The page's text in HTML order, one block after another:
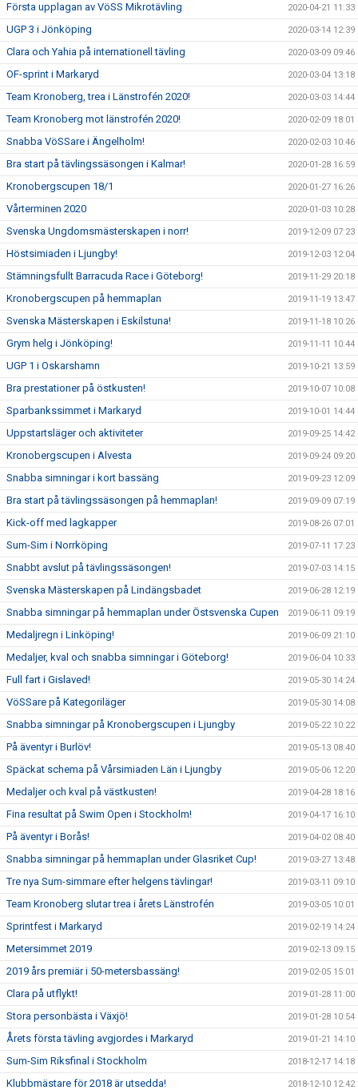
Första upplagan av VöSS Mikrotävling 2020-04-21 11:33
UGP 3 i Jönköping 2020-03-14 12:39
Clara och Yahia på internationell tävling 2020-03-09 09:46
OF-sprint i Markaryd 2020-03-04 13:18
Team Kronoberg, trea i Länstrofén 2020! 2020-03-03 14:44
Team Kronoberg mot länstrofén 2020! 2020-02-09 18:01
Snabba VöSSare i Ängelholm! 2020-02-03 10:46
Bra start på tävlingssäsongen i Kalmar! 2020-01-28 16:59
Kronobergscupen 18/1 2020-01-27 16:26
Vårterminen 2020 2020-01-03 10:28
Svenska Ungdomsmästerskapen i norr! 2019-12-09 07:23
Höstsimiaden i Ljungby! 2019-12-03 12:04
Stämningsfullt Barracuda Race i Göteborg! 2019-11-29 20:18
Kronobergscupen på hemmaplan 2019-11-19 13:47
Svenska Mästerskapen i Eskilstuna! 2019-11-18 10:26
Grym helg i Jönköping! 2019-11-11 10:44
UGP 1 i Oskarshamn 2019-10-21 13:59
Bra prestationer på östkusten! 2019-10-07 10:08
Sparbankssimmet i Markaryd 2019-10-01 14:44
Uppstartsläger och aktiviteter 2019-09-25 14:42
Kronobergscupen i Alvesta 2019-09-24 09:20
Snabba simningar i kort bassäng 2019-09-23 12:09
Bra start på tävlingssäsongen på hemmaplan! 2019-09-09 07:19
Kick-off med lagkapper 2019-08-26 07:01
Sum-Sim i Norrköping 2019-07-11 17:23
Snabbt avslut på tävlingssäsongen! 2019-07-03 14:15
Svenska Mästerskapen på Lindängsbadet 2019-06-28 12:19
Snabba simningar på hemmaplan under Östsvenska Cupen 2019-06-11 09:19
Medaljregn i Linköping! 2019-06-09 21:10
Medaljer, kval och snabba simningar i Göteborg! 2019-06-04 10:33
Full fart i Gislaved! 2019-05-30 14:24
VöSSare på Kategoriläger 2019-05-30 14:08
Snabba simningar på Kronobergscupen i Ljungby 2019-05-22 10:22
På äventyr i Burlöv! 2019-05-13 08:40
Späckat schema på Vårsimiaden Län i Ljungby 2019-05-06 12:20
Medaljer och kval på västkusten! 2019-04-28 18:16
Fina resultat på Swim Open i Stockholm! 2019-04-17 16:10
På äventyr i Borås! 2019-04-02 08:40
Snabba simningar på hemmaplan under Glasriket Cup! 2019-03-27 13:48
Tre nya Sum-simmare efter helgens tävlingar! 2019-03-11 09:10
Team Kronoberg slutar trea i årets Länstrofén 2019-03-05 10:01
Sprintfest i Markaryd 2019-02-19 14:24
Metersimmet 2019 2019-02-13 09:15
2019 års premiär i 50-metersbassäng! 2019-02-05 15:01
Clara på utflykt! 2019-01-28 11:00
Stora personbästa i Växjö! 2019-01-28 10:54
Årets första tävling avgjordes i Markaryd 2019-01-21 14:10
Sum-Sim Riksfinal i Stockholm 2018-12-17 14:18
Klubbmästare för 2018 är utsedda! 2018-12-10 12:42